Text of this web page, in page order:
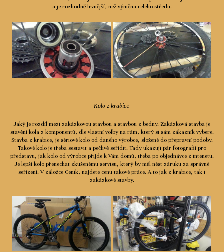
a je rozhodně levnější, než výměna celého středu.
Kolo z krabice
Jaký je rozdíl mezi zakázkovou stavbou a stavbou z bedny. Zakázková stavba je
stavění kola z komponentů, dle vlastní volby na rám, který si sám zákazník vybere.
Stavba z krabice, je sériové kolo od daného výrobce, složené do přepravní podoby.
Takové kolo je třeba sestavit a pečlivě seřídit. Tady ukazuji pár fotografií pro
představu, jak kolo od výrobce přijde k Vám domů, třeba po objednávce z intenetu.
Je lepší kolo přenechat zkušenému servisu, který by měl nést záruku za správné
seřízení. V záložce Cenik, najdete cenu takové práce. A to jak z krabice, tak i
zakázkové stavby.